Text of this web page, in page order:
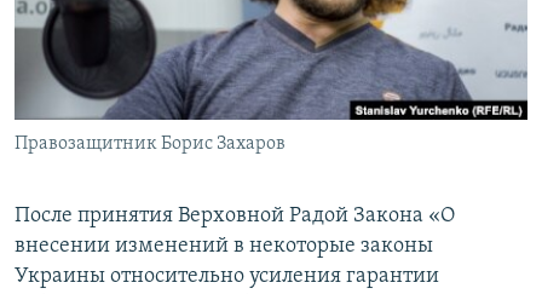
ПОБЕДИТЕЛЕЙ НЕ СУДЯТ?
КРЫМ.НЕПОКОРЕННЫЙ
УКРАИНСКАЯ ПРОБЛЕМА КРЫМА
ПРИСОЕДИНЯЙТЕСЬ!
Правозащитник Борис Захаров
После принятия Верховной Радой Закона «О
внесении изменений в некоторые законы
Украины относительно усиления гарантии